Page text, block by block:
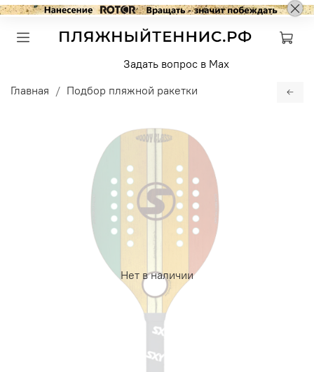
Задать вопрос в Max
Главная
Подбор пляжной ракетки
Нет в наличии